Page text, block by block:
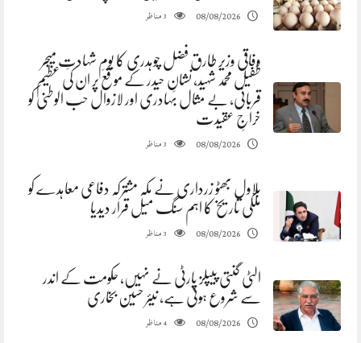
08/08/2026
3مناظر
وفاقی وزیر طارق فضل چوہدری کا یومِ شہادتِ میجر
طفیل محمد شہید، نشانِ حیدر کے موقع پر ان کی عظیم
قربانی، بے مثال بہادری اور لازوال حب الوطنی کو
خراجِ عقیدت
08/08/2026
3مناظر
بلاول بھٹو زرداری نے مکہ مشترکہ دفاعی معاہدے کو
ملکی تاریخ کا اہم سنگ میل قرار دیدیا
08/08/2026
3مناظر
الٹی گنتی پیپلز پارٹی نے نہیں، حکومت کے اندر
سے شروع ہوئی ہے، نیئر حسین بخاری
08/08/2026
4مناظر